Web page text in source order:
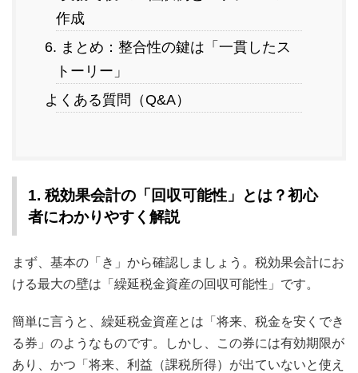
作成
6. まとめ：整合性の鍵は「一貫したス
トーリー」
よくある質問（Q&A）
1. 税効果会計の「回収可能性」とは？初心
者にわかりやすく解説
まず、基本の「き」から確認しましょう。税効果会計にお
ける最大の壁は「繰延税金資産の回収可能性」です。
簡単に言うと、繰延税金資産とは「将来、税金を安くでき
る券」のようなものです。しかし、この券には有効期限が
あり、かつ「将来、利益（課税所得）が出ていないと使え